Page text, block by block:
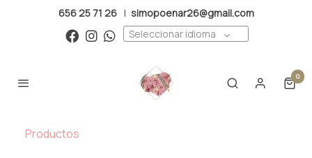
656 25 71 26 | simopoenar26@gmail.com
Seleccionar idioma
0
Productos